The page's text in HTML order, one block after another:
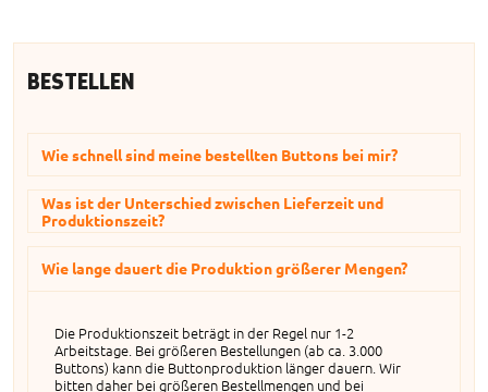
BESTELLEN
Wie schnell sind meine bestellten Buttons bei mir?
Im Normalfall verlassen eure bestellten Buttons nach einer
Produktionszeit von nur 1-2 Werktagen unser Haus. Danach
gehen die Buttons per Sparversand (Deutsche Post -
(voraussichtliche Versanddauer 1-3 Werktage) an euch raus.
Ihr müsst also insgesamt mit einer Lieferzeit von ca. 3-5
Werktage rechnen.
Was ist der Unterschied zwischen Lieferzeit und
Produktionszeit?
Für die Lieferzeit müssen wir unterscheiden zwischen
der Produktionszeit (wie lange wir für die Herstellung der
der Versanddauer (Zustellung der Post bzw. DHL zu euch
nach Hause - ca. 1-2 Werktage).
Beides zusammen ist die Lieferzeit (ca. 3-5 Werktage).
Wie lange dauert die Produktion größerer Mengen?
Die Produktionszeit beträgt in der Regel nur 1-2
Arbeitstage. Bei größeren Bestellungen (ab ca. 3.000
Buttons) kann die Buttonproduktion länger dauern. Wir
bitten daher bei größeren Bestellmengen und bei